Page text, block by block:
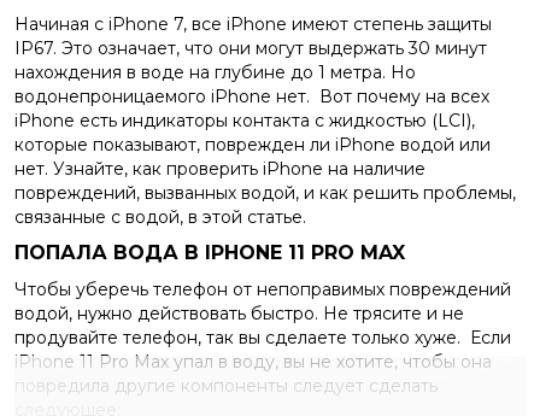
Начиная с iPhone 7, все iPhone имеют степень защиты
IP67. Это означает, что они могут выдержать 30 минут
нахождения в воде на глубине до 1 метра. Но
водонепроницаемого iPhone нет. Вот почему на всех
iPhone есть индикаторы контакта с жидкостью (LCI),
которые показывают, поврежден ли iPhone водой или
нет. Узнайте, как проверить iPhone на наличие
повреждений, вызванных водой, и как решить проблемы,
связанные с водой, в этой статье.
ПОПАЛА ВОДА В IPHONE 11 PRO MAX
Чтобы уберечь телефон от непоправимых повреждений
водой, нужно действовать быстро. Не трясите и не
продувайте телефон, так вы сделаете только хуже. Если
iPhone 11 Pro Max упал в воду, вы не хотите, чтобы она
повредила другие компоненты следует сделать